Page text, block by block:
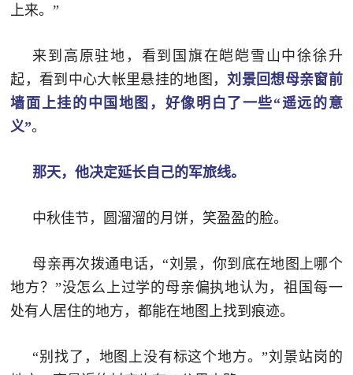
动
员
民
民
空
智
库
国
防
库
英
模
上来。”
来到高原驻地，看到国旗在皑皑雪山中徐徐升
起，看到中心大帐里悬挂的地图，刘景回想母亲窗前
墙面上挂的中国地图， 好像明白了一些“遥远的意
义”。
那天，他决定延长自己的军旅线。
中秋佳节，圆溜溜的月饼，笑盈盈的脸。
母亲再次拨通电话，“刘景，你到底在地图上哪个
地方？”没怎么上过学的母亲偏执地认为，祖国每一
处有人居住的地方，都能在地图上找到痕迹。
“别找了，地图上没有标这个地方。”刘景站岗的